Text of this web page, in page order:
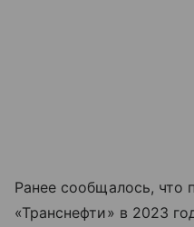
Ранее сообщалось, что
«Транснефти» в 2023